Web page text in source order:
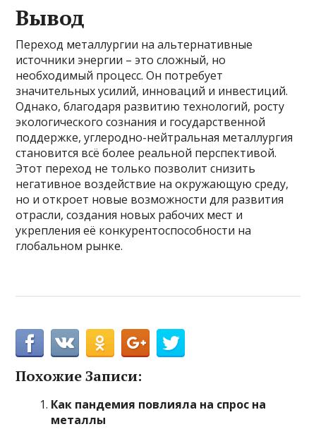
Вывод
Переход металлургии на альтернативные
источники энергии – это сложный, но
необходимый процесс. Он потребует
значительных усилий, инноваций и инвестиций.
Однако, благодаря развитию технологий, росту
экологического сознания и государственной
поддержке, углеродно-нейтральная металлургия
становится всё более реальной перспективой.
Этот переход не только позволит снизить
негативное воздействие на окружающую среду,
но и откроет новые возможности для развития
отрасли, создания новых рабочих мест и
укрепления её конкурентоспособности на
глобальном рынке.
Похожие Записи:
Как пандемия повлияла на спрос на
металлы